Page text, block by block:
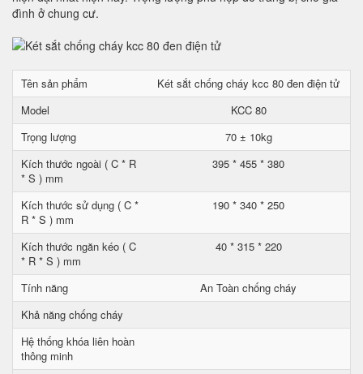
đình ở chung cư.
Tên sản phẩm
Két sắt chống cháy kcc 80 đen điện tử
Model
KCC 80
Trọng lượng
70 ± 10kg
Kích thước ngoài ( C * R
* S ) mm
395 * 455 * 380
Kích thước sử dụng ( C *
R * S ) mm
190 * 340 * 250
Kích thước ngăn kéo ( C
* R * S ) mm
40 * 315 * 220
Tính năng
An Toàn chống cháy
Khả năng chống cháy
Hệ thống khóa liên hoàn
thông minh